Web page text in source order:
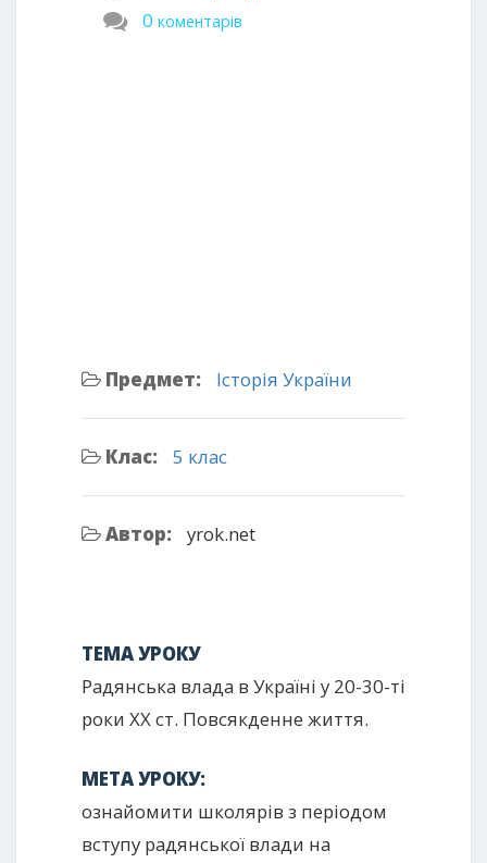
0 коментарів
Предмет: Історія України
Клас: 5 клас
Автор: yrok.net
ТЕМА УРОКУ
Радянська влада в Україні у 20-30-ті
роки ХХ ст. Повсякденне життя.
МЕТА УРОКУ:
ознайомити школярів з періодом
вступу радянської влади на